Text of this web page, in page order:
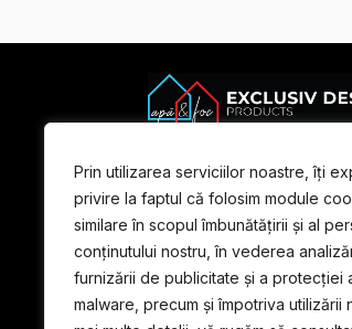
Prin utilizarea serviciilor noastre, îți
privire la faptul că folosim module
similare în scopul îmbunătățirii și al
conținutului nostru, în vederea
furnizării de publicitate și a protecției
malware, precum și împotriva utilizării